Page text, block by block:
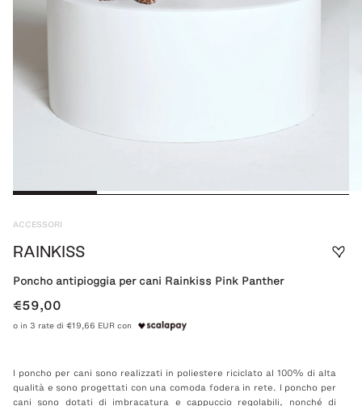
ACCESSORI
RAINKISS
Poncho antipioggia per cani Rainkiss Pink Panther
€59,00
o in 3 rate di €19,66 EUR con
I poncho per cani sono realizzati in poliestere riciclato al 100% di alta
qualità e sono progettati con una comoda fodera in rete. I poncho per
cani sono dotati di imbracatura e cappuccio regolabili, nonché di